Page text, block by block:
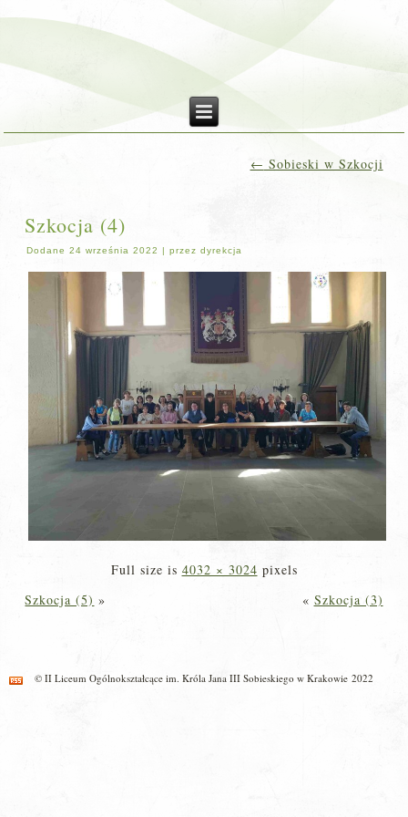
← Sobieski w Szkocji
Szkocja (4)
Dodane 24 września 2022 |przez dyrekcja
Full size is 4032 × 3024 pixels
Szkocja (5) » « Szkocja (3)
© II Liceum Ogólnokształcące im. Króla Jana III Sobieskiego w Krakowie 2022